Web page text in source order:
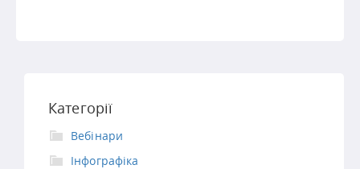
Категорії
Вебінари
Інфографіка